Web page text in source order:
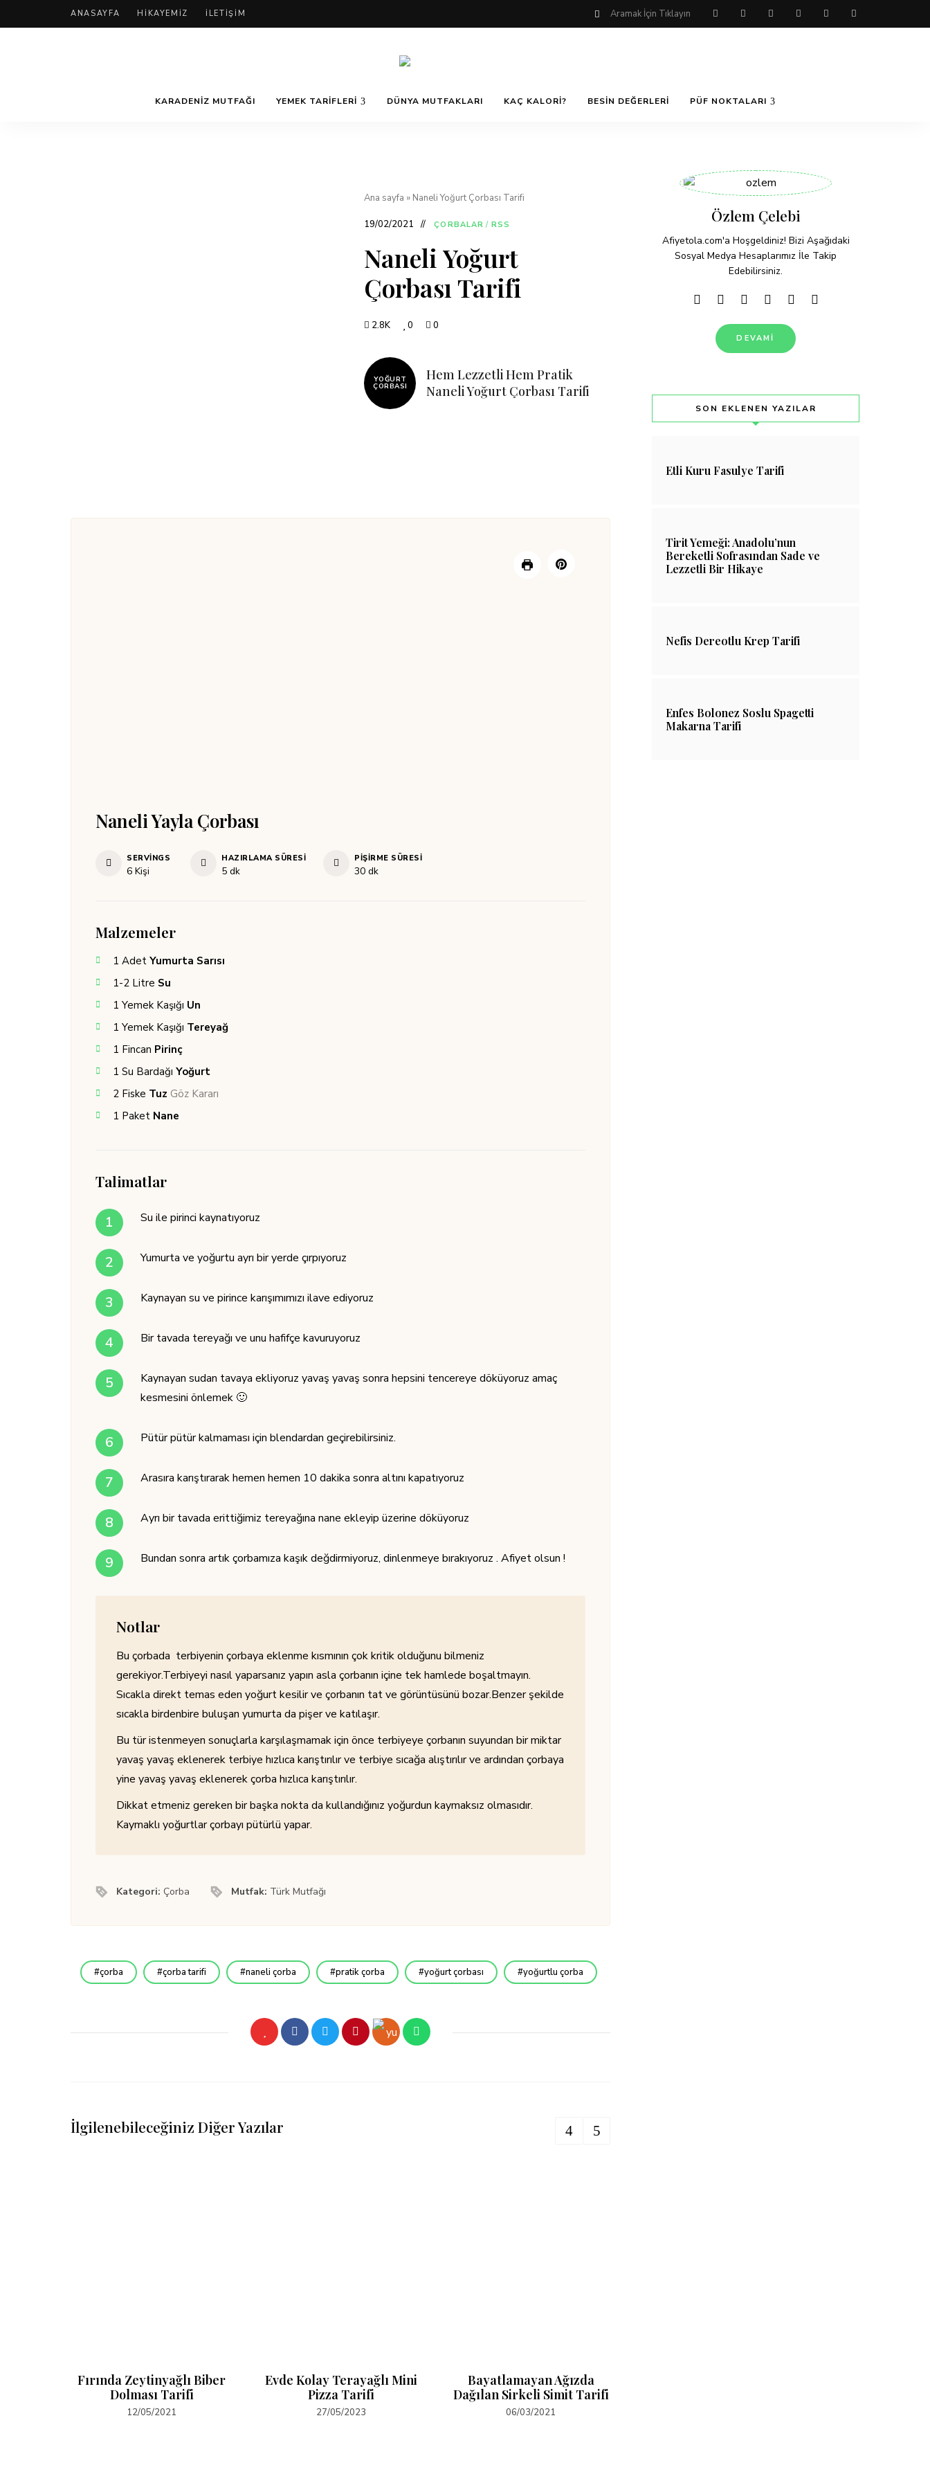
ANASAYFA HIKAYEMIZ İLETIŞIM
AfiyetOla
Kolay
Yemek
Tarifleri
ve
Lezzetli,
salatalar,
yemekleri
ve
KARADENIZ MUTFAĞI YEMEK TARIFLERI DÜNYA MUTFAKLARI KAÇ KALORI? BESIN DEĞERLERI PÜF NOKTALARI
Ana sayfa » Naneli Yoğurt Çorbası Tarifi
19/02/2021 ÇORBALAR / RSS
Naneli Yoğurt
Çorbası Tarifi
2.8K 0 0
YOĞURT
ÇORBASI
Hem Lezzetli Hem Pratik
Naneli Yoğurt Çorbası Tarifi
Naneli Yayla Çorbası
SERVINGS
6 Kişi
HAZIRLAMA SÜRESI
5dakika
dk
PIŞIRME SÜRESI
30dakika
dk
Malzemeler
1 Adet Yumurta Sarısı
1-2 Litre Su
1 Yemek Kaşığı Un
1 Yemek Kaşığı Tereyağ
1 Fincan Pirinç
1 Su Bardağı Yoğurt
2 Fiske Tuz Göz Kararı
1 Paket Nane
Talimatlar
Su ile pirinci kaynatıyoruz
Yumurta ve yoğurtu ayrı bir yerde çırpıyoruz
Kaynayan su ve pirince karışımımızı ilave ediyoruz
Bir tavada tereyağı ve unu hafifçe kavuruyoruz
Kaynayan sudan tavaya ekliyoruz yavaş yavaş sonra hepsini tencereye döküyoruz amaç
kesmesini önlemek 🙂
Pütür pütür kalmaması için blendardan geçirebilirsiniz.
Arasıra karıştırarak hemen hemen 10 dakika sonra altını kapatıyoruz
Ayrı bir tavada erittiğimiz tereyağına nane ekleyip üzerine döküyoruz
Bundan sonra artık çorbamıza kaşık değdirmiyoruz, dinlenmeye bırakıyoruz . Afiyet olsun !
Notlar
Bu çorbada terbiyenin çorbaya eklenme kısmının çok kritik olduğunu bilmeniz
gerekiyor.Terbiyeyi nasıl yaparsanız yapın asla çorbanın içine tek hamlede boşaltmayın.
Sıcakla direkt temas eden yoğurt kesilir ve çorbanın tat ve görüntüsünü bozar.Benzer şekilde
sıcakla birdenbire buluşan yumurta da pişer ve katılaşır.
Bu tür istenmeyen sonuçlarla karşılaşmamak için önce terbiyeye çorbanın suyundan bir miktar
yavaş yavaş eklenerek terbiye hızlıca karıştırılır ve terbiye sıcağa alıştırılır ve ardından çorbaya
yine yavaş yavaş eklenerek çorba hızlıca karıştırılır.
Dikkat etmeniz gereken bir başka nokta da kullandığınız yoğurdun kaymaksız olmasıdır.
Kaymaklı yoğurtlar çorbayı pütürlü yapar.
Kategori: Çorba Mutfak: Türk Mutfağı
çorba çorba tarifi naneli çorba pratik çorba yoğurt çorbası yoğurtlu çorba
İlgilenebileceğiniz Diğer Yazılar
Fırında Zeytinyağlı Biber
Dolması Tarifi
12/05/2021
Evde Kolay Terayağlı Mini
Pizza Tarifi
27/05/2023
Bayatlamayan Ağızda
Dağılan Sirkeli Simit Tarifi
06/03/2021
Özlem Çelebi
Afiyetola.com'a Hoşgeldiniz! Bizi Aşağıdaki
Sosyal Medya Hesaplarımız İle Takip
Edebilirsiniz.
DEVAMI
SON EKLENEN YAZILAR
Etli Kuru Fasulye Tarifi
Tirit Yemeği: Anadolu’nun
Bereketli Sofrasından Sade ve
Lezzetli Bir Hikaye
Nefis Dereotlu Krep Tarifi
Enfes Bolonez Soslu Spagetti
Makarna Tarifi